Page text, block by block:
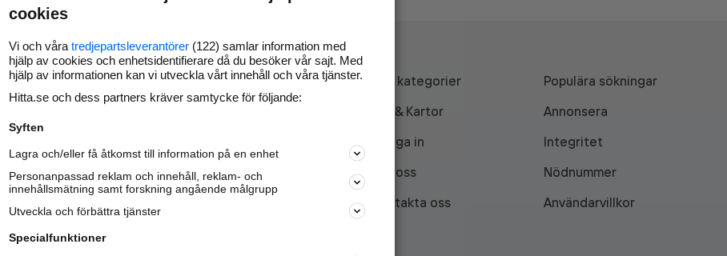
Marknadsför företaget på
nya kunder och
samarbetspartners nära dig.
Läs mer här
Alla kategorier
Populära sökningar
API & Kartor
Annonsera
Logga in
Integritet
Om oss
Nödnummer
Kontakta oss
Användarvillkor
cookies
Vi och våra tredjepartsleverantörer (122) samlar information med
hjälp av cookies och enhetsidentifierare då du besöker vår sajt. Med
hjälp av informationen kan vi utveckla vårt innehåll och våra tjänster.
Hitta.se och dess partners kräver samtycke för följande:
Syften
Lagra och/eller få åtkomst till information på en enhet
Personanpassad reklam och innehåll, reklam- och
innehållsmätning samt forskning angående målgrupp
Utveckla och förbättra tjänster
Specialfunktioner